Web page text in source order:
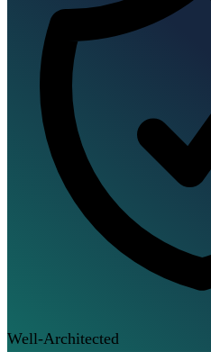
Well-Architected